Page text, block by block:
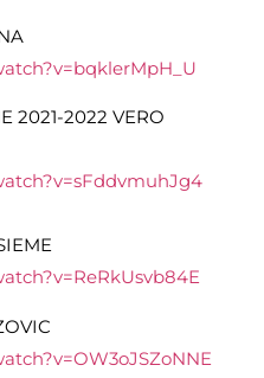
2021-2022 VERO
v=sFddvmuhJg4
v=ReRkUsvb84E